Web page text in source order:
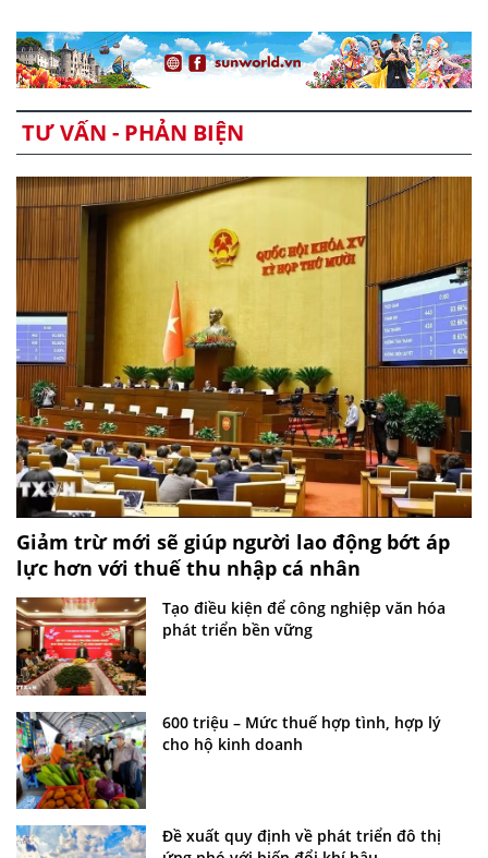
TƯ VẤN - PHẢN BIỆN
Giảm trừ mới sẽ giúp người lao động bớt áp
lực hơn với thuế thu nhập cá nhân
Tạo điều kiện để công nghiệp văn hóa
phát triển bền vững
600 triệu – Mức thuế hợp tình, hợp lý
cho hộ kinh doanh
Đề xuất quy định về phát triển đô thị